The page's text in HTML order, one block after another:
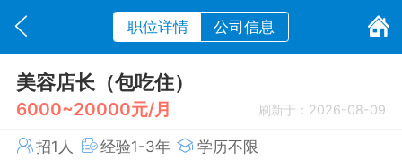
职位详情 公司信息
美容店长（包吃住）
6000~20000元/月 刷新于：2026-08-09
招1人 经验1-3年 学历不限